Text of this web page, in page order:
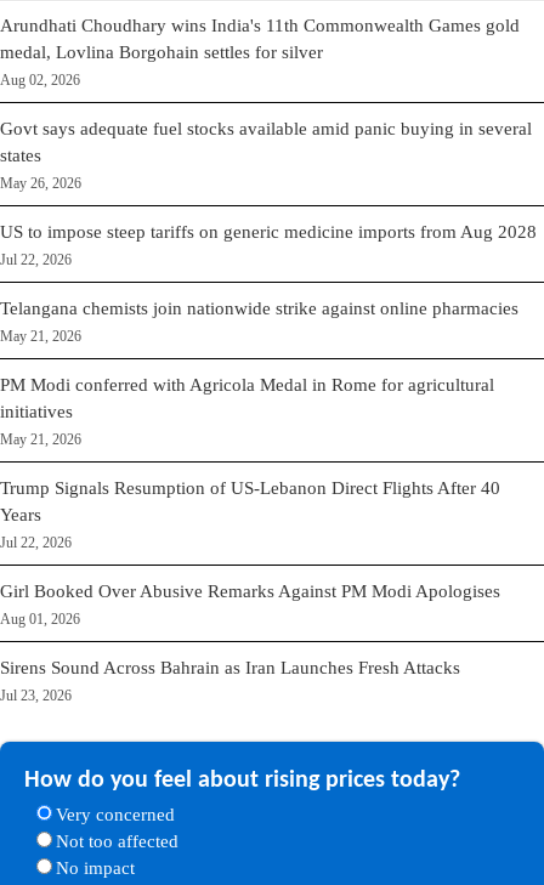
Arundhati Choudhary wins India's 11th Commonwealth Games gold
medal, Lovlina Borgohain settles for silver
Aug 02, 2026
Govt says adequate fuel stocks available amid panic buying in several
states
May 26, 2026
US to impose steep tariffs on generic medicine imports from Aug 2028
Jul 22, 2026
Telangana chemists join nationwide strike against online pharmacies
May 21, 2026
PM Modi conferred with Agricola Medal in Rome for agricultural
initiatives
May 21, 2026
Trump Signals Resumption of US-Lebanon Direct Flights After 40
Years
Jul 22, 2026
Girl Booked Over Abusive Remarks Against PM Modi Apologises
Aug 01, 2026
Sirens Sound Across Bahrain as Iran Launches Fresh Attacks
Jul 23, 2026
How do you feel about rising prices today?
Very concerned
Not too affected
No impact